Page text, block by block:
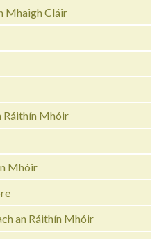
Mhaigh Cláir
Ráithín Mhóir
Mhóir
an Ráithín Mhóir